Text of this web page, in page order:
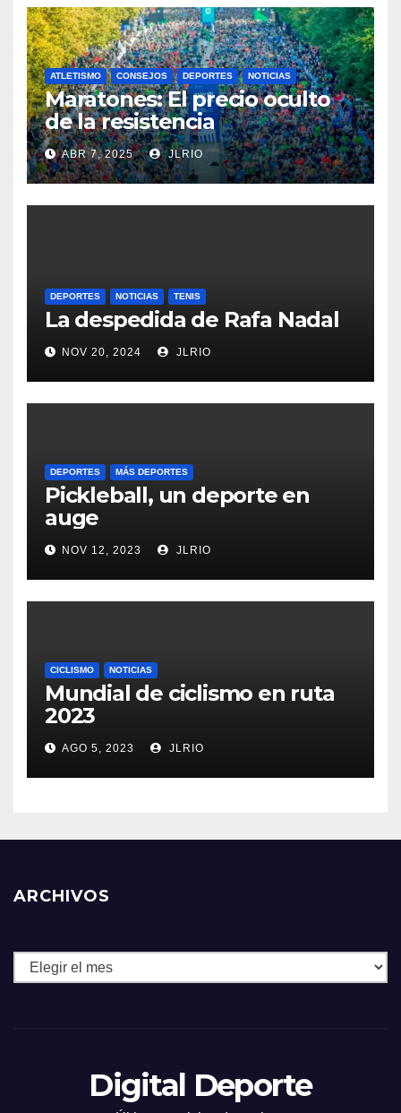
ATLETISMO CONSEJOS DEPORTES NOTICIAS
Maratones: El precio oculto
de la resistencia
ABR 7, 2025 JLRIO
DEPORTES NOTICIAS TENIS
La despedida de Rafa Nadal
NOV 20, 2024 JLRIO
DEPORTES MÁS DEPORTES
Pickleball, un deporte en
auge
NOV 12, 2023 JLRIO
CICLISMO NOTICIAS
Mundial de ciclismo en ruta
2023
AGO 5, 2023 JLRIO
ARCHIVOS
Archivos
Digital Deporte